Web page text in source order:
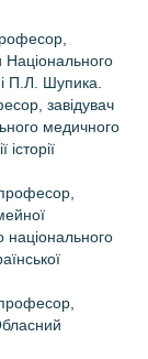
Національного
П.Л. Шупика.
завідувач
медичного
національного